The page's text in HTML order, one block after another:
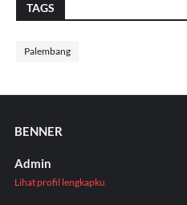
TAGS
Palembang
BENNER
Admin
Lihat profil lengkapku